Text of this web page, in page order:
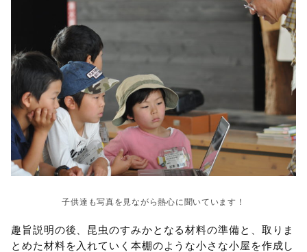
子供達も写真を見ながら熱心に聞いています！
趣旨説明の後、昆虫のすみかとなる材料の準備と、取りま
とめた材料を入れていく本棚のような小さな小屋を作成し